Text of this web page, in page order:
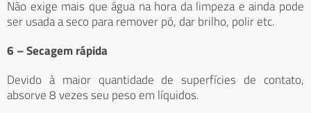
Não exige mais que água na hora da limpeza e ainda pode
ser usada a seco para remover pó, dar brilho, polir etc.
6 – Secagem rápida
Devido à maior quantidade de superfícies de contato,
absorve 8 vezes seu peso em líquidos.